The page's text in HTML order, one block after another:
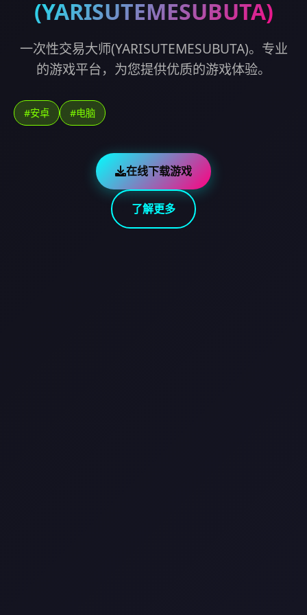
(YARISUTEMESUBUTA)
一次性交易大师(YARISUTEMESUBUTA)。专业
的游戏平台，为您提供优质的游戏体验。
#安卓 #电脑
在线下载游戏
了解更多